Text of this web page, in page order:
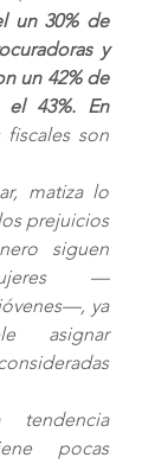
un 30% de
y
un 42% de
el 43%. En
son
matiza lo
prejuicios
siguen
—
ya
asignar
pocas